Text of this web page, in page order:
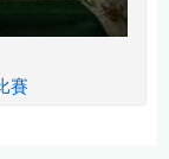
賽